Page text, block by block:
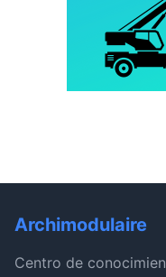
Archimodulaire
Centro de